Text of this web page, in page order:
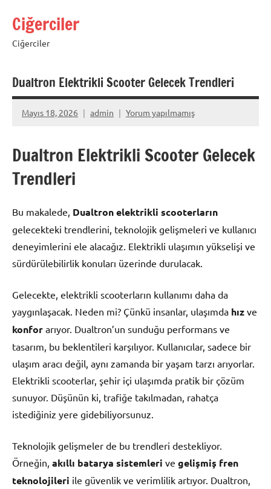
geçCiğerciler
Ciğerciler
Dualtron Elektrikli Scooter Gelecek Trendleri
Mayıs 18, 2026 admin Yorum yapılmamış
Dualtron Elektrikli Scooter Gelecek
Trendleri
Bu makalede, Dualtron elektrikli scooterların
gelecekteki trendlerini, teknolojik gelişmeleri ve kullanıcı
deneyimlerini ele alacağız. Elektrikli ulaşımın yükselişi ve
sürdürülebilirlik konuları üzerinde durulacak.
Gelecekte, elektrikli scooterların kullanımı daha da
yaygınlaşacak. Neden mi? Çünkü insanlar, ulaşımda hız ve
konfor arıyor. Dualtron’un sunduğu performans ve
tasarım, bu beklentileri karşılıyor. Kullanıcılar, sadece bir
ulaşım aracı değil, aynı zamanda bir yaşam tarzı arıyorlar.
Elektrikli scooterlar, şehir içi ulaşımda pratik bir çözüm
sunuyor. Düşünün ki, trafiğe takılmadan, rahatça
istediğiniz yere gidebiliyorsunuz.
Teknolojik gelişmeler de bu trendleri destekliyor.
Örneğin, akıllı batarya sistemleri ve gelişmiş fren
teknolojileri ile güvenlik ve verimlilik artıyor. Dualtron,